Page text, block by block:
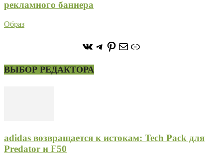
рекламного баннера
Образ
https://vk.com/
https://t.me/stoneforest
https://
ПочтаСсылка
ВЫБОР РЕДАКТОРА
adidas возвращается к истокам: Tech Pack для
Predator и F50